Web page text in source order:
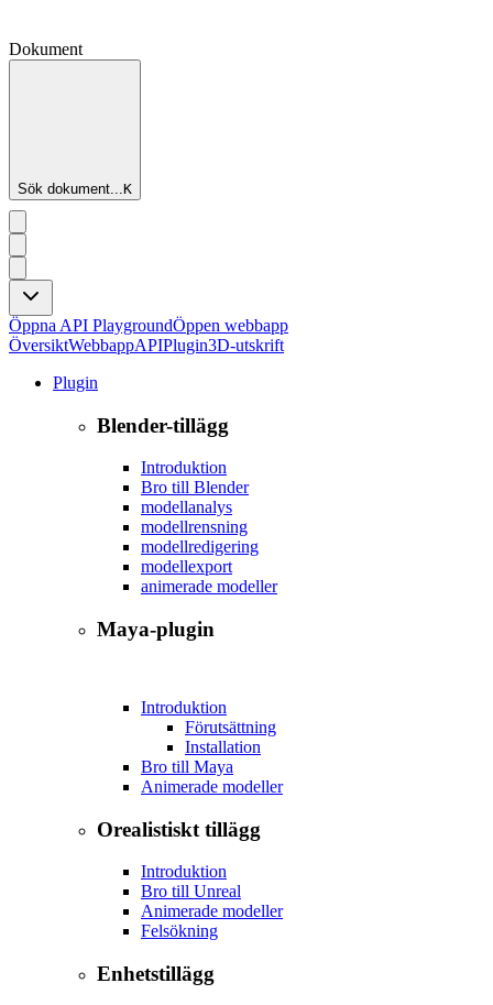
Dokument
Sök dokument...K
Öppna API PlaygroundÖppen webbapp
ÖversiktWebbappAPIPlugin3D-utskrift
Plugin
Blender-tillägg
Introduktion
Bro till Blender
modellanalys
modellrensning
modellredigering
modellexport
animerade modeller
Maya-plugin
Introduktion
Förutsättning
Installation
Bro till Maya
Animerade modeller
Orealistiskt tillägg
Introduktion
Bro till Unreal
Animerade modeller
Felsökning
Enhetstillägg